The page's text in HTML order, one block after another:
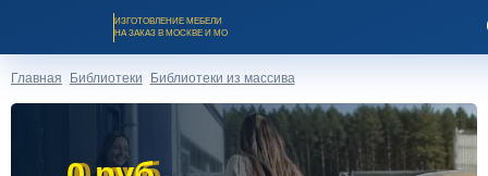
ИЗГОТОВЛЕНИЕ МЕБЕЛИ
НА ЗАКАЗ В МОСКВЕ И МО
Главная Библиотеки Библиотеки из массива